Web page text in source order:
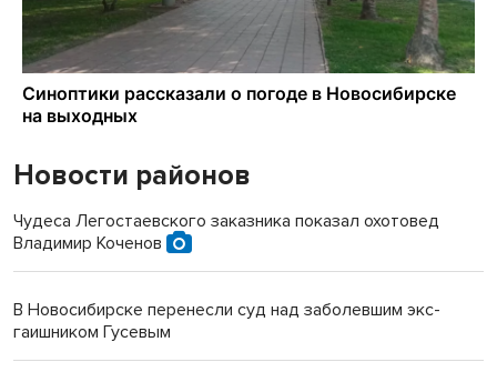
Новости районов
Чудеса Легостаевского заказника показал охотовед
Владимир Коченов
В Новосибирске перенесли суд над заболевшим экс-
гаишником Гусевым